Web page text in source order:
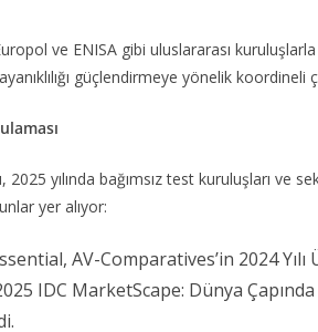
ve ENISA gibi uluslararası
güçlendirmeye yönelik koordineli
2025 yılında bağımsız test kuruluşları ve
yer alıyor:
AV-Comparatives’in 2024
IDC MarketScape: Dünya